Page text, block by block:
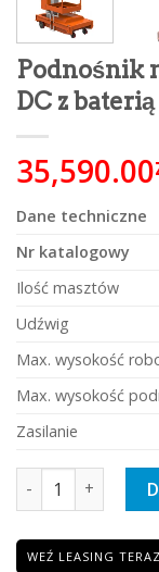
Podnośnik
DC z baterią
35,590.00
Dane techniczne
Nr katalogowy
Ilość masztów
Udźwig
Max. wysokość
Max. wysokość
Zasilanie
ilość Podnośnik
WEŹ LEASING TERAZ